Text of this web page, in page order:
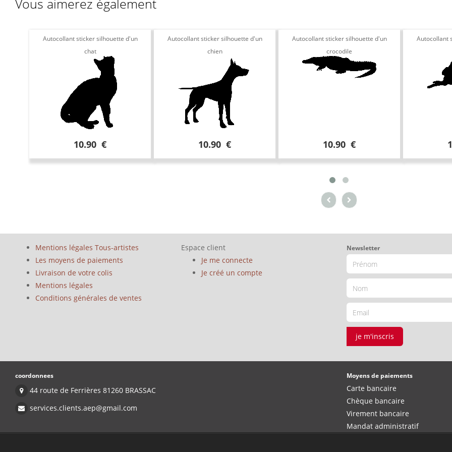
Vous aimerez également
Autocollant sticker silhouette d'un
chat
10.90 €
Autocollant sticker silhouette d'un
chien
10.90 €
Autocollant sticker silhouette d'un
crocodile
10.90 €
Autocollant
Mentions légales Tous-artistes
Les moyens de paiements
Livraison de votre colis
Mentions légales
Conditions générales de ventes
Espace client
Je me connecte
Je créé un compte
Newsletter
je m'inscris
coordonnees
44 route de Ferrières 81260 BRASSAC
services.clients.aep@gmail.com
Moyens de paiements
Carte bancaire
Chèque bancaire
Virement bancaire
Mandat administratif